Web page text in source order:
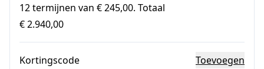
12 termijnen van € 245,00. Totaal
€ 2.940,00
Kortingscode Toevoegen